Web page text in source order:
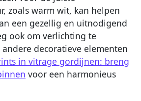
zoals warm wit, kan helpen
een gezellig en uitnodigend
ook om verlichting te
decoratieve elementen
in vitrage gordijnen: breng
voor een harmonieus